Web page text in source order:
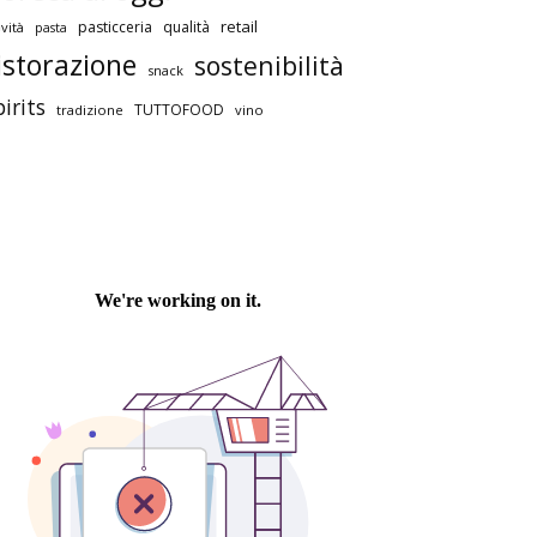
pasta pasticceria qualità retail
snack sostenibilità
tradizione TUTTOFOOD vino